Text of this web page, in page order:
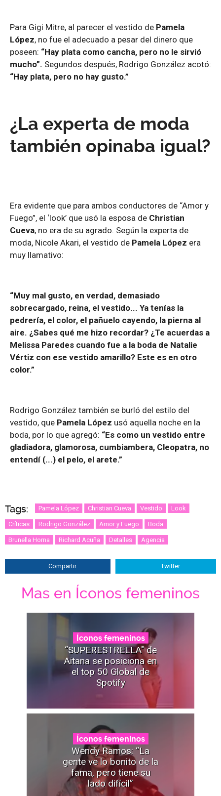
Para Gigi Mitre, al parecer el vestido de Pamela
López, no fue el adecuado a pesar del dinero que
poseen: “Hay plata como cancha, pero no le sirvió
mucho”. Segundos después, Rodrigo González acotó:
“Hay plata, pero no hay gusto.”
¿La experta de moda
también opinaba igual?
Era evidente que para ambos conductores de “Amor y
Fuego”, el ‘look’ que usó la esposa de Christian
Cueva, no era de su agrado. Según la experta de
moda, Nicole Akari, el vestido de Pamela López era
muy llamativo:
“Muy mal gusto, en verdad, demasiado
sobrecargado, reina, el vestido... Ya tenías la
pedrería, el color, el pañuelo cayendo, la pierna al
aire. ¿Sabes qué me hizo recordar? ¿Te acuerdas a
Melissa Paredes cuando fue a la boda de Natalie
Vértiz con ese vestido amarillo? Este es en otro
color.”
Rodrigo González también se burló del estilo del
vestido, que Pamela López usó aquella noche en la
boda, por lo que agregó: “Es como un vestido entre
gladiadora, glamorosa, cumbiambera, Cleopatra, no
entendí (...) el pelo, el arete.”
Tags: Pamela López Christian Cueva Vestido Look
Críticas Rodrigo González Amor y Fuego Boda
Brunella Horna Richard Acuña Detalles Agencia
Compartir Twitter
Mas en Íconos femeninos
Íconos femeninos
“SUPERESTRELLA" de
Aitana se posiciona en
el top 50 Global de
Spotify
Íconos femeninos
Wendy Ramos: “La
gente ve lo bonito de la
fama, pero tiene su
lado difícil”